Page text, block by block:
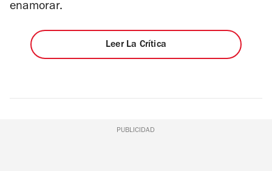
enamorar.
Leer La Crítica
PUBLICIDAD